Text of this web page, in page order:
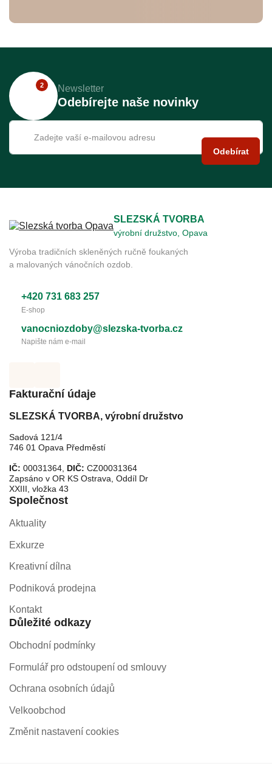
2 Newsletter
Odebírejte naše novinky
Odebírat
SLEZSKÁ TVORBA
výrobní družstvo, Opava
Výroba tradičních skleněných ručně foukaných
a malovaných vánočních ozdob.
+420 731 683 257
E-shop
vanocniozdoby@slezska-tvorba.cz
Napište nám e-mail
Fakturační údaje
SLEZSKÁ TVORBA, výrobní družstvo
Sadová 121/4
746 01 Opava Předměstí
IČ: 00031364, DIČ: CZ00031364
Zapsáno v OR KS Ostrava, Oddíl Dr
XXIII, vložka 43
Společnost
Aktuality
Exkurze
Kreativní dílna
Podniková prodejna
Kontakt
Důležité odkazy
Obchodní podmínky
Formulář pro odstoupení od smlouvy
Ochrana osobních údajů
Velkoobchod
Změnit nastavení cookies